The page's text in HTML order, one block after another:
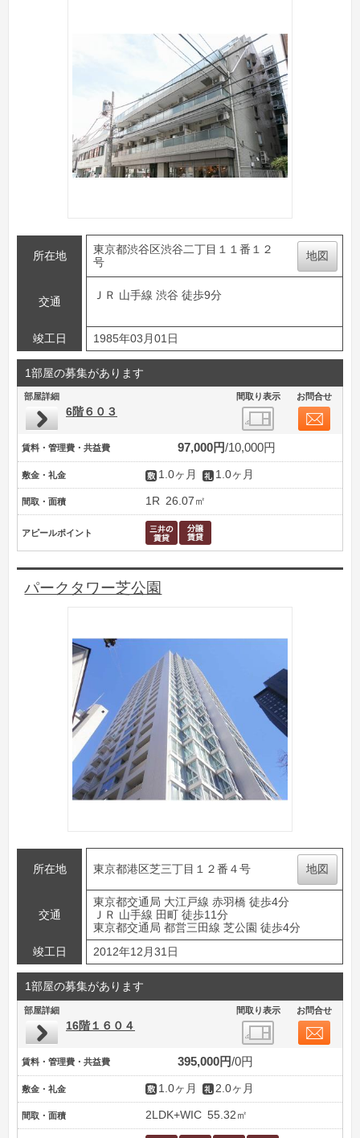
所在地
東京都渋谷区渋谷二丁目１１番１２
号
地図
交通
ＪＲ 山手線 渋谷 徒歩9分
竣工日 1985年03月01日
1部屋の募集があります
部屋詳細 間取り表示 お問合せ
6階６０３
賃料・管理費・共益費 97,000円 10,000円
敷金・礼金 1.0ヶ月 1.0ヶ月
間取・面積 1R 26.07㎡
アピールポイント
パークタワー芝公園
所在地 東京都港区芝三丁目１２番４号 地図
交通
東京都交通局 大江戸線 赤羽橋 徒歩4分
ＪＲ 山手線 田町 徒歩11分
東京都交通局 都営三田線 芝公園 徒歩4分
竣工日
2012年12月31日
1部屋の募集があります
部屋詳細 間取り表示 お問合せ
16階１６０４
賃料・管理費・共益費 395,000円 0円
敷金・礼金 1.0ヶ月 2.0ヶ月
間取・面積 2LDK+WIC 55.32㎡